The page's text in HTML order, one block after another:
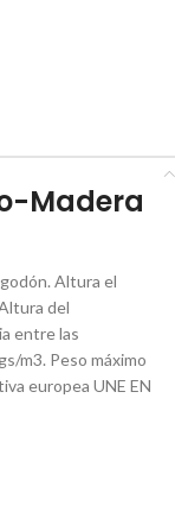
Madera
Altura el
del
entre las
m3. Peso máximo
europea UNE EN